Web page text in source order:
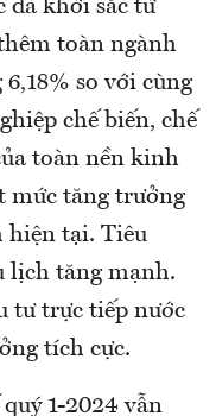
đà khởi sắc từ
toàn ngành
so với cùng
chế biến, chế
toàn nền kinh
mức tăng trưởng
hiện tại. Tiêu
lịch tăng mạnh.
tư trực tiếp nước
tích cực.
1-2024 vẫn